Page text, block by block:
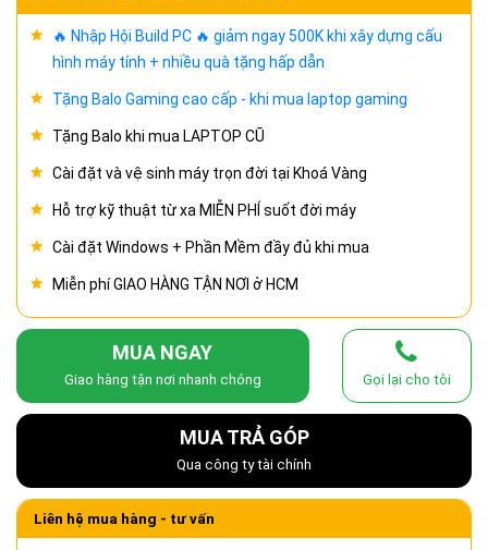
🔥 Nhập Hội Build PC 🔥 giảm ngay 500K khi xây dựng cấu
hình máy tính + nhiều quà tặng hấp dẫn
Tặng Balo Gaming cao cấp - khi mua laptop gaming
Tặng Balo khi mua LAPTOP CŨ
Cài đặt và vệ sinh máy trọn đời tại Khoá Vàng
Hỗ trợ kỹ thuật từ xa MIỄN PHÍ suốt đời máy
Cài đặt Windows + Phần Mềm đầy đủ khi mua
Miễn phí GIAO HÀNG TẬN NƠI ở HCM
MUA NGAY
Giao hàng tận nơi nhanh chóng Gọi lại cho tôi
MUA TRẢ GÓP
Qua công ty tài chính
Liên hệ mua hàng - tư vấn